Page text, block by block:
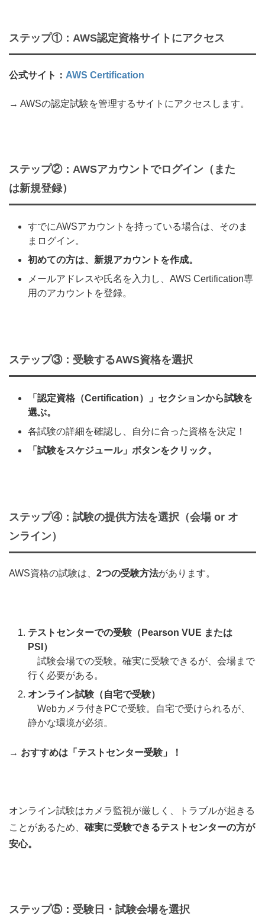
ステップ①：AWS認定資格サイトにアクセス
公式サイト： AWS Certification
→ AWSの認定試験を管理するサイトにアクセスします。
ステップ②：AWSアカウントでログイン（また
は新規登録）
すでにAWSアカウントを持っている場合は、そのま
まログイン。
初めての方は、新規アカウントを作成。
メールアドレスや氏名を入力し、AWS Certification専
用のアカウントを登録。
ステップ③：受験するAWS資格を選択
「認定資格（Certification）」セクションから試験を
選ぶ。
各試験の詳細を確認し、自分に合った資格を決定！
「試験をスケジュール」ボタンをクリック。
ステップ④：試験の提供方法を選択（会場 or オ
ンライン）
AWS資格の試験は、 2つの受験方法があります。
テストセンターでの受験（Pearson VUE または
PSI）
試験会場での受験。確実に受験できるが、会場まで
行く必要がある。
オンライン試験（自宅で受験）
Webカメラ付きPCで受験。自宅で受けられるが、
静かな環境が必須。
→ おすすめは「テストセンター受験」！
オンライン試験はカメラ監視が厳しく、トラブルが起きる
ことがあるため、 確実に受験できるテストセンターの方が
安心。
ステップ⑤：受験日・試験会場を選択